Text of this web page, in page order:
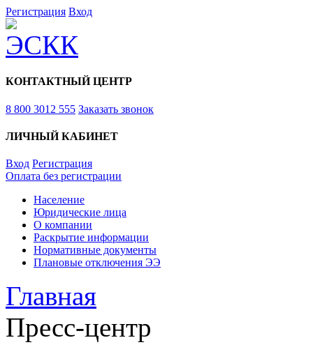
Регистрация Вход
КОНТАКТНЫЙ ЦЕНТР
8 800 3012 555 Заказать звонок
ЛИЧНЫЙ КАБИНЕТ
Вход Регистрация
Оплата без регистрации
Население
Юридические лица
О компании
Раскрытие информации
Нормативные документы
Плановые отключения ЭЭ
Главная
Пресс-центр